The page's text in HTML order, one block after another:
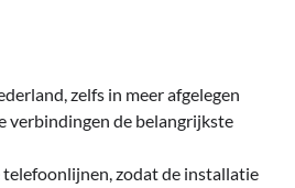
zelfs in meer afgelegen
verbindingen de belangrijkste
telefoonlijnen, zodat de installatie